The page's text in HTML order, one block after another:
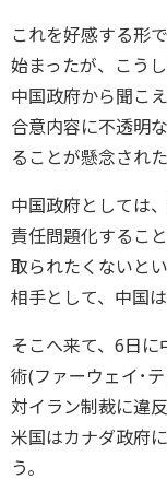
これを好感する形
始まったが、こう
中国政府から聞こ
合意内容に不透明
ることが懸念され
中国政府としては
責任問題化するこ
取られたくないと
相手として、中国
そこへ来て、6日
術(ファーウェイ･
対イラン制裁に違
米国はカナダ政府
う。